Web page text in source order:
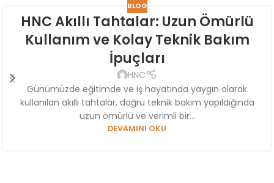
BLOG
HNC Akıllı Tahtalar: Uzun Ömürlü
Kullanım ve Kolay Teknik Bakım
İpuçları
HNC
Günümüzde eğitimde ve iş hayatında yaygın olarak
kullanılan akıllı tahtalar, doğru teknik bakım yapıldığında
uzun ömürlü ve verimli bir...
DEVAMINI OKU